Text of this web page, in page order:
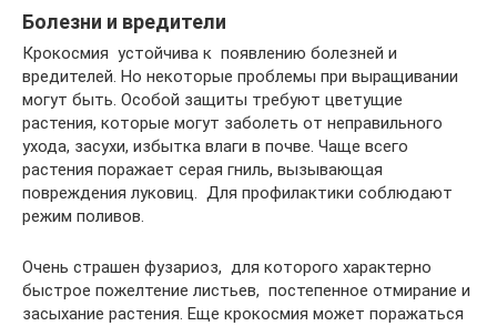
Болезни и вредители
Крокосмия устойчива к появлению болезней и
вредителей. Но некоторые проблемы при выращивании
могут быть. Особой защиты требуют цветущие
растения, которые могут заболеть от неправильного
ухода, засухи, избытка влаги в почве. Чаще всего
растения поражает серая гниль, вызывающая
повреждения луковиц. Для профилактики соблюдают
режим поливов.
Очень страшен фузариоз, для которого характерно
быстрое пожелтение листьев, постепенное отмирание и
засыхание растения. Еще крокосмия может поражаться